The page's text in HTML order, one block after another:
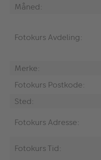
Måned:
Fotokurs Avdeling:
Merke:
Fotokurs Postkode:
Sted:
Fotokurs Adresse:
Fotokurs Tid: